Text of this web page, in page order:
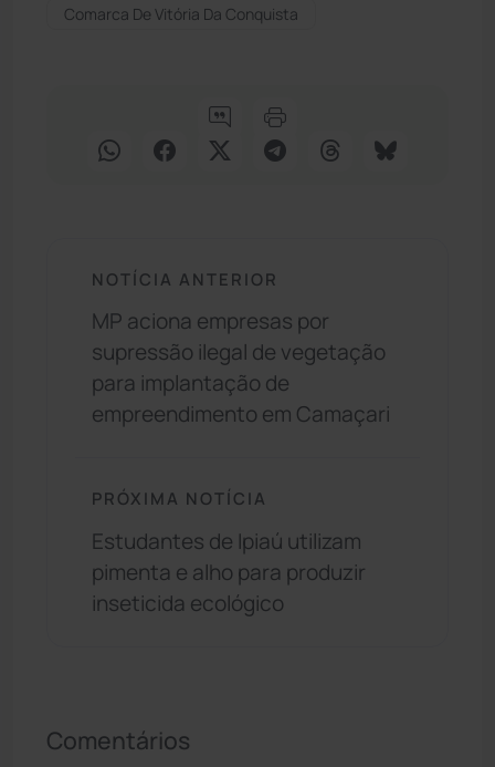
Comarca De Vitória Da Conquista
NOTÍCIA ANTERIOR
MP aciona empresas por
supressão ilegal de vegetação
para implantação de
empreendimento em Camaçari
PRÓXIMA NOTÍCIA
Estudantes de Ipiaú utilizam
pimenta e alho para produzir
inseticida ecológico
Comentários